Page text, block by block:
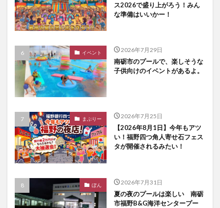
ス2026で盛り上がろう！みん
な準備はいいかー！
イベント 2026年7月29日
南砺市のプールで、楽しそうな
子供向けのイベントがあるよ。
まぶりー 2026年7月25日
【2026年8月1日】今年もアツ
い！福野四つ角人寄せ石フェス
タが開催されるみたい！
ぽん 2026年7月31日
夏の夜のプールは楽しい 南砺
市福野B&G海洋センタープー